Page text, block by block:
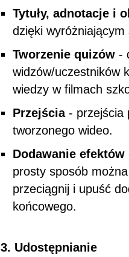
Tytuły, adnotacje i
dzięki
Tworzenie quizów -
widzów/uczestników
wiedzy w filmach
Przejścia- przejścia
tworzonego wideo.
Dodawanie efektów
prosty sposób
przeciągnij i upuść
końcowego.
3. Udostępnianie